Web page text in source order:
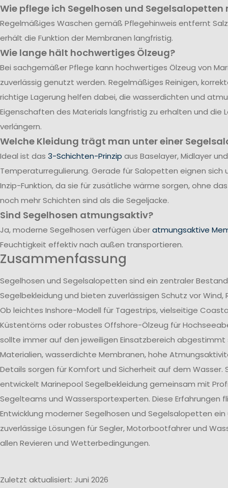
Wie pflege ich Segelhosen und Segelsalopetten
Regelmäßiges Waschen gemäß Pflegehinweis entfernt
erhält die Funktion der Membranen langfristig.
Wie lange hält hochwertiges Ölzeug?
Bei sachgemäßer Pflege kann hochwertiges Ölzeug von
zuverlässig genutzt werden. Regelmäßiges Reinigen,
richtige Lagerung helfen dabei, die wasserdichten und
Eigenschaften des Materials langfristig zu erhalten und die
verlängern.
Welche Kleidung trägt man unter einer
Ideal ist das 3-Schichten-Prinzip aus Baselayer, Midlayer
Temperaturregulierung. Gerade für Salopetten eignen sich
Inzip-Funktion, da sie für zusätliche wärme sorgen, ohne
noch mehr Schichten sind als die Segeljacke.
Sind Segelhosen atmungsaktiv?
Ja, moderne Segelhosen verfügen überatmungsaktive
Feuchtigkeit effektiv nach außen transportieren.
Zusammenfassung
Segelhosen und Segelsalopetten sind ein zentraler
Segelbekleidung und bieten zuverlässigen Schutz vor Wind,
Ob leichtes Inshore-Modell für Tagestrips, vielseitige
Küstentörns oder robustes Offshore-Ölzeug für
sollte immer auf den jeweiligen Einsatzbereich abgestimmt
Materialien, wasserdichte Membranen, hohe
Details sorgen für Komfort und Sicherheit auf dem Wasser.
entwickelt Marinepool Segelbekleidung gemeinsam mit
Segelteams und Wassersportexperten. Diese Erfahrungen
Entwicklung moderner Segelhosen und Segelsalopetten
zuverlässige Lösungen für Segler, Motorbootfahrer und
allen Revieren und Wetterbedingungen.
Zuletzt aktualisiert: Juni 2026